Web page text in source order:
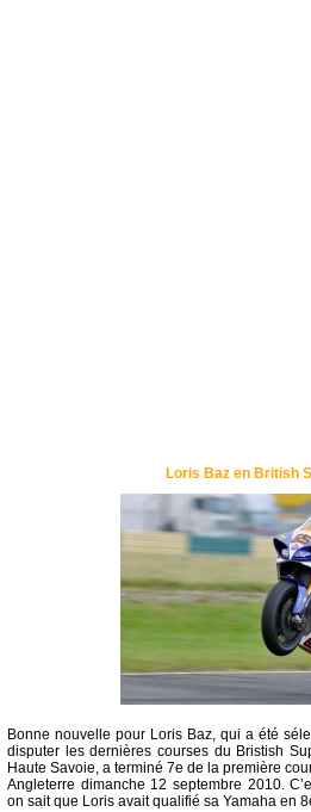
Loris Baz en British
Bonne nouvelle pour Loris Baz, qui a été
disputer les dernières courses du Bristish
Haute Savoie, a terminé 7e de la première
Angleterre dimanche 12 septembre 2010.
on sait que Loris avait qualifié sa Yamaha en